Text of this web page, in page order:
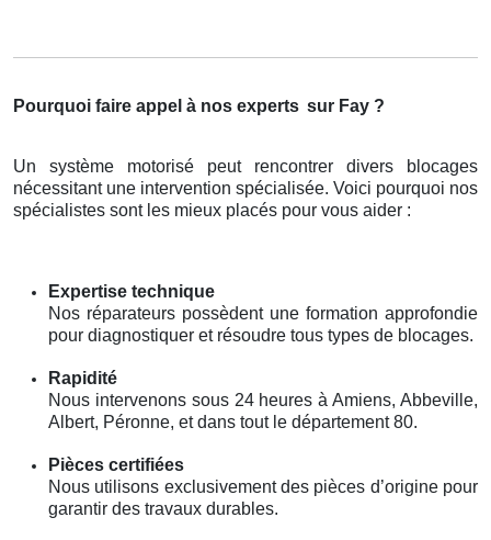
Pourquoi faire appel à nos experts sur Fay ?
Un système motorisé peut rencontrer divers blocages
nécessitant une intervention spécialisée. Voici pourquoi nos
spécialistes sont les mieux placés pour vous aider :
Expertise technique
Nos réparateurs possèdent une formation approfondie
pour diagnostiquer et résoudre tous types de blocages.
Rapidité
Nous intervenons sous 24 heures à Amiens, Abbeville,
Albert, Péronne, et dans tout le département 80.
Pièces certifiées
Nous utilisons exclusivement des pièces d’origine pour
garantir des travaux durables.